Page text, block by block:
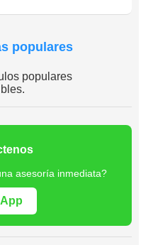
populares
populares
asesoría inmediata?